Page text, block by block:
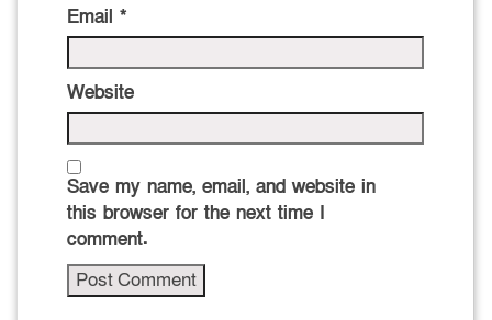
Email *
Website
Save my name, email, and website in
this browser for the next time I
comment.